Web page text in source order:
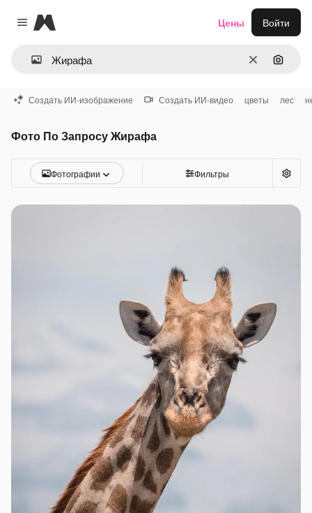
Close menu
Magnific
ОчиститьПоиск
Цены Войти
Создать ИИ-изображение Создать ИИ-видео цветы лес
Фото По Запросу Жирафа
Фотографии Фильтры